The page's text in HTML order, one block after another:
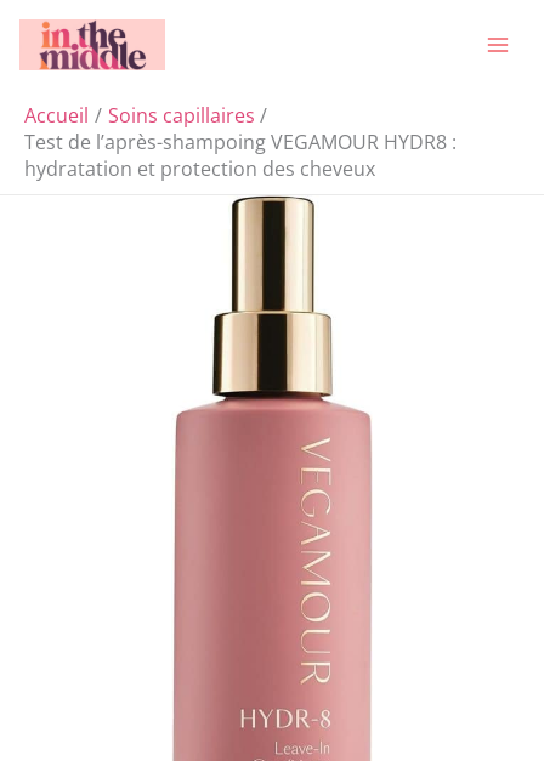
Aller
Accueil
Soins capillaires
Test de l’après-shampoing VEGAMOUR HYDR8 :
hydratation et protection des cheveux
Rechercher